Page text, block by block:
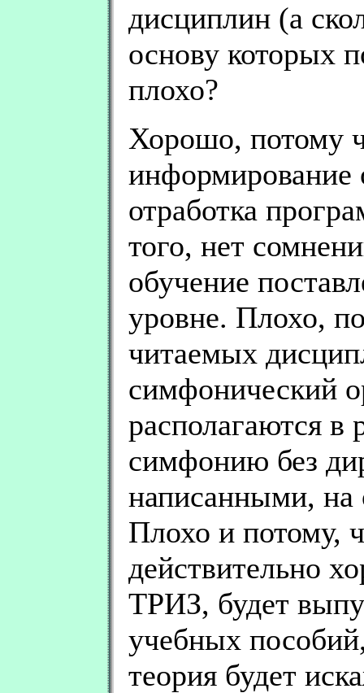
дисциплин (а
основу которых
плохо?
Хорошо, потому
отработка
того, нет
обучение
уровне. Плохо,
читаемых
симфонический
располагаются в
симфонию без
написанными,
Плохо и потому,
действительно
ТРИЗ, будет
учебных
теория будет